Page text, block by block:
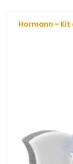
Hormann -